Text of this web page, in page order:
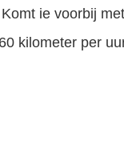
ie voorbij
kilometer per